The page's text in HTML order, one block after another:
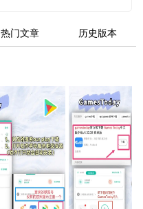
热门文章 历史版本